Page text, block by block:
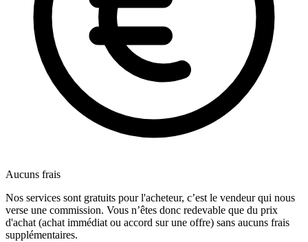
Aucuns frais
Nos services sont gratuits pour l'acheteur, c’est le vendeur qui nous
verse une commission. Vous n’êtes donc redevable que du prix
d'achat (achat immédiat ou accord sur une offre) sans aucuns frais
supplémentaires.